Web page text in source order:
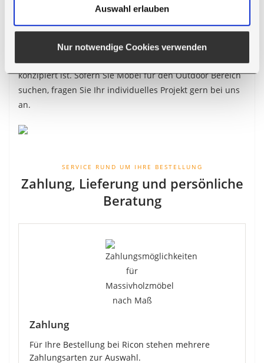
Auswahl erlauben
Nur notwendige Cookies verwenden
oder unseren Kundenservice unter den genannten
p align="justify">Bitte beachten Sie, dass dieses
konzipiert ist. Sofern Sie Möbel für den Outdoor Bereich
suchen, fragen Sie Ihr individuelles Projekt gern bei uns
an.
SERVICE RUND UM IHRE BESTELLUNG
Zahlung, Lieferung und persönliche
Beratung
Zahlung
Für Ihre Bestellung bei Ricon stehen mehrere
Zahlungsarten zur Auswahl.